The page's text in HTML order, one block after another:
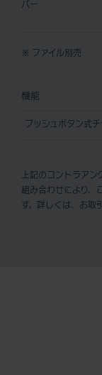
バー
※ ファイル別売
機能
プッシュボタン式チ
上記のコントラアン
組み合わせにより、
す。詳しくは、お取